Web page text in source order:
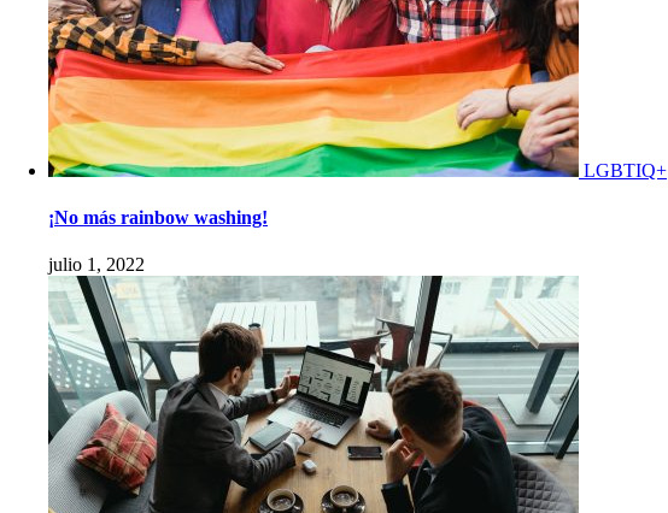
LGBTIQ+
¡No más rainbow washing!
julio 1, 2022